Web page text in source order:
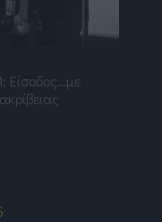
Είσοδος…με